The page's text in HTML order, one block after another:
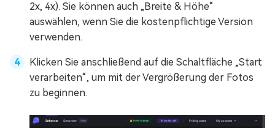
2x, 4x). Sie können auch „Breite & Höhe“
auswählen, wenn Sie die kostenpflichtige Version
verwenden.
Klicken Sie anschließend auf die Schaltfläche „Start
verarbeiten“, um mit der Vergrößerung der Fotos
zu beginnen.